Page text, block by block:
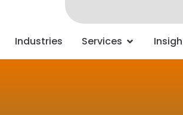
Industries Services